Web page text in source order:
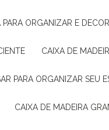
ORGANIZAR E
CAIXA DE
PARA ORGANIZAR SEU
CAIXA DE MADEIRA